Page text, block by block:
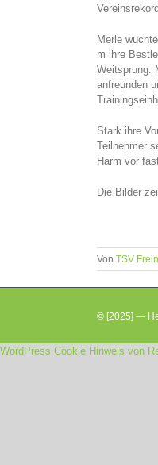
Merle
m ihre
Weitsprung.
anfreunden
Stark ihre
Teilnehmer
Harm vor
Die Bilder
Von TSV
© [2025] —
WordPress Cookie Hinweis von